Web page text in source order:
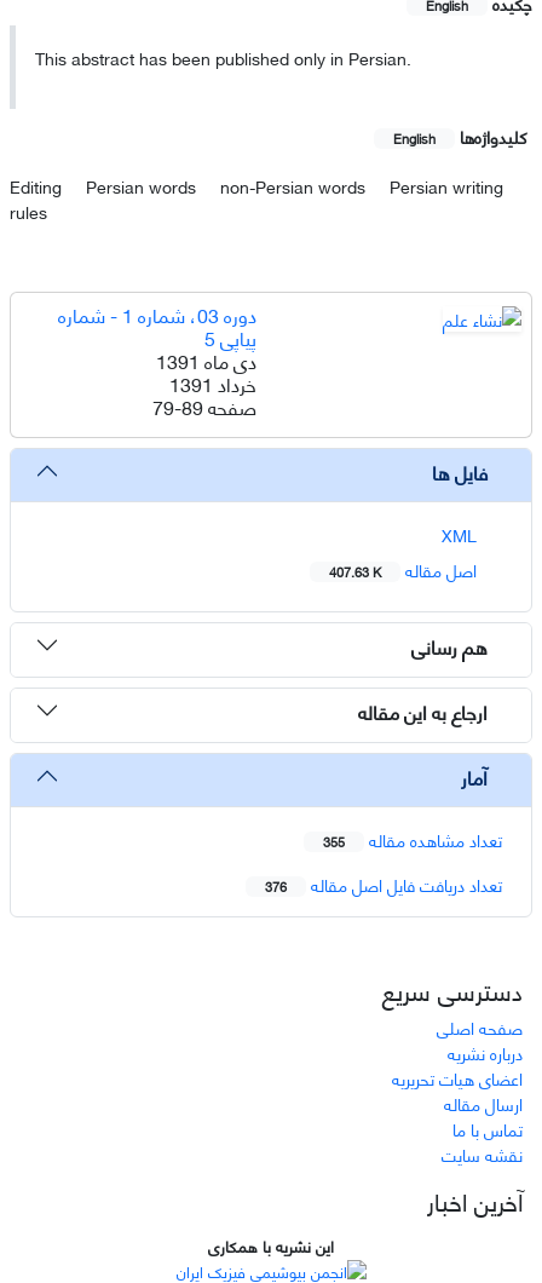
English
This abstract has been published only in Persian.
کلیدواژه‌ها English
Editing Persian words non-Persian words
Persian writing
rules
دوره 03، شماره 1 - شماره
پیاپی 5
دی ماه 1391
خرداد 1391
صفحه79-89
فایل ها
XML
اصل مقاله
407.63 K
هم رسانی
ارجاع به این مقاله
آمار
تعداد مشاهده مقاله 355
تعداد دریافت فایل اصل مقاله 376
دسترسی سریع
صفحه اصلی
درباره نشریه
اعضای هیات تحریریه
ارسال مقاله
تماس با ما
نقشه سایت
آخرین اخبار
این نشریه با همکاری